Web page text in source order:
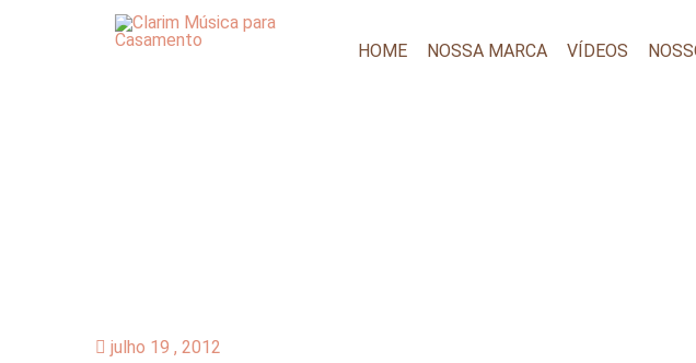
HOME NOSSA MARCA VÍDEOS
julho 19 , 2012